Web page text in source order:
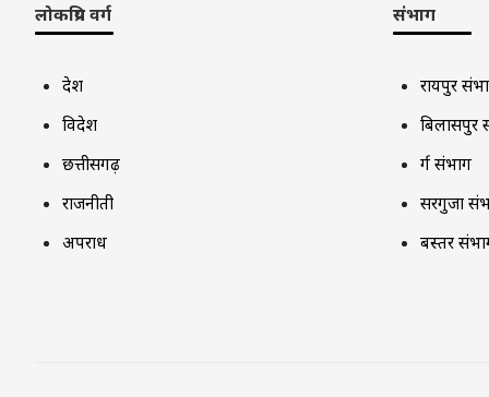
लोकप्रिय वर्ग
देश
विदेश
छत्तीसगढ़
राजनीती
अपराध
संभाग
रायपुर
बिलासपुर
दुर्ग संभाग
सरगुजा
बस्तर